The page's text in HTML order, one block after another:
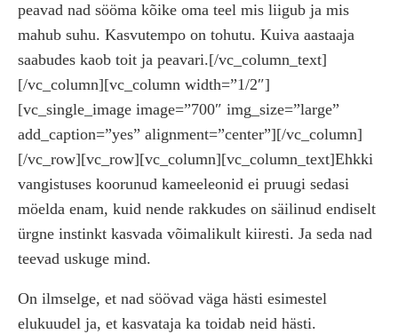
peavad nad sööma kõike oma teel mis liigub ja mis
mahub suhu. Kasvutempo on tohutu. Kuiva aastaaja
saabudes kaob toit ja peavari.[/vc_column_text]
[/vc_column][vc_column width=”1/2″]
[vc_single_image image=”700″ img_size=”large”
add_caption=”yes” alignment=”center”][/vc_column]
[/vc_row][vc_row][vc_column][vc_column_text]Ehkki
vangistuses koorunud kameeleonid ei pruugi sedasi
möelda enam, kuid nende rakkudes on säilinud endiselt
ürgne instinkt kasvada võimalikult kiiresti. Ja seda nad
teevad uskuge mind.
On ilmselge, et nad söövad väga hästi esimestel
elukuudel ja, et kasvataja ka toidab neid hästi.